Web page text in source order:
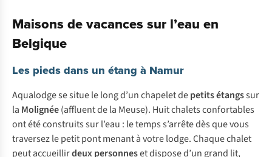
Maisons de vacances sur l’eau en
Belgique
Les pieds dans un étang à Namur
Aqualodge se situe le long d’un chapelet depetits étangssur
la Molignée(affluent de la Meuse). Huit chalets confortables
ont été construits sur l’eau : le temps s’arrête dès que vous
traversez le petit pont menant à votre lodge. Chaque chalet
peut accueillirdeux personneset dispose d’un grand lit,